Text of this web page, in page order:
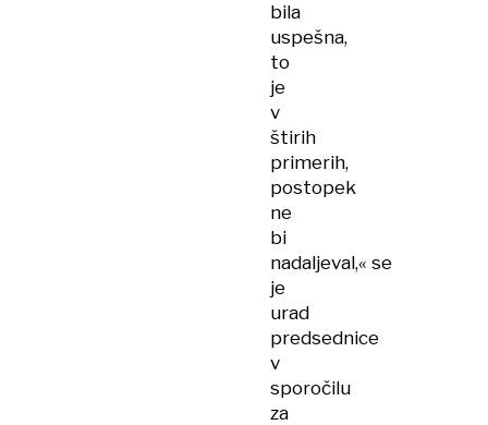
bila
uspešna,
to
je
v
štirih
primerih,
postopek
ne
bi
nadaljeval,« se
je
urad
predsednice
v
sporočilu
za